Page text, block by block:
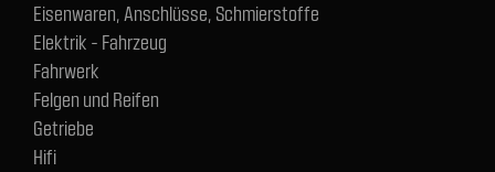
Eisenwaren, Anschlüsse, Schmierstoffe
Elektrik - Fahrzeug
Fahrwerk
Felgen und Reifen
Getriebe
Hifi